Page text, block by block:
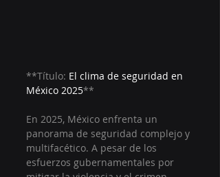
**Título: El clima de seguridad en
México 2025**
En 2025, México enfrenta un
panorama de seguridad complejo y
multifacético. A pesar de los
esfuerzos gubernamentales por